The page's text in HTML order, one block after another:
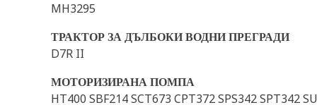
MH3295
ТРАКТОР ЗА ДЪЛБОКИ ВОДНИ ПРЕГРАДИ
D7R II
МОТОРИЗИРАНА ПОМПА
HT400 SBF214 SCT673 CPT372 SPS342 SPT342